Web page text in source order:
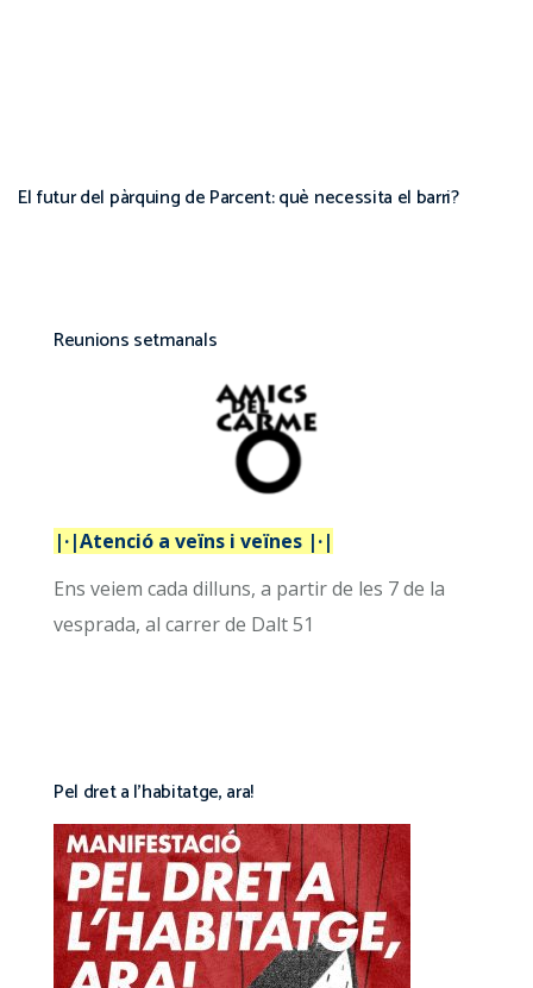
El futur del pàrquing de Parcent: què necessita el barri?
Reunions setmanals
|·|Atenció a veïns i veïnes |·|
Ens veiem cada dilluns, a partir de les 7 de la
vesprada, al carrer de Dalt 51
Pel dret a l’habitatge, ara!